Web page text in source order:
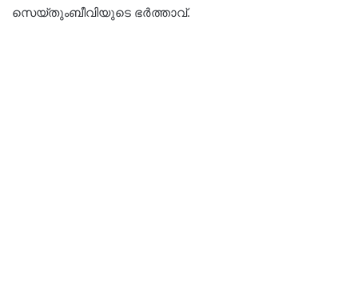
സെയ്തുംബീവിയുടെ ഭർത്താവ്‌.